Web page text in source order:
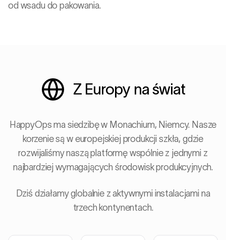
od wsadu do pakowania.
Z Europy na świat
HappyOps ma siedzibę w Monachium, Niemcy. Nasze
korzenie są w europejskiej produkcji szkła, gdzie
rozwijaliśmy naszą platformę wspólnie z jednymi z
najbardziej wymagających środowisk produkcyjnych.
Dziś działamy globalnie z aktywnymi instalacjami na
trzech kontynentach.